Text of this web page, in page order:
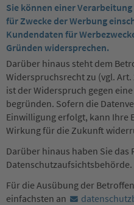
Sie können einer
für Zwecke der Werbung
Kundendaten für
Gründen widersprechen.
Darüber hinaus steht dem
Widerspruchsrecht zu (vgl. Art.
ist der Widerspruch gegen
begründen. Sofern die
Einwilligung erfolgt, kann Ihre
Wirkung für die Zukunft
Darüber hinaus haben Sie das
Datenschutzaufsichtsbehörde.
Für die Ausübung der
einfachsten an